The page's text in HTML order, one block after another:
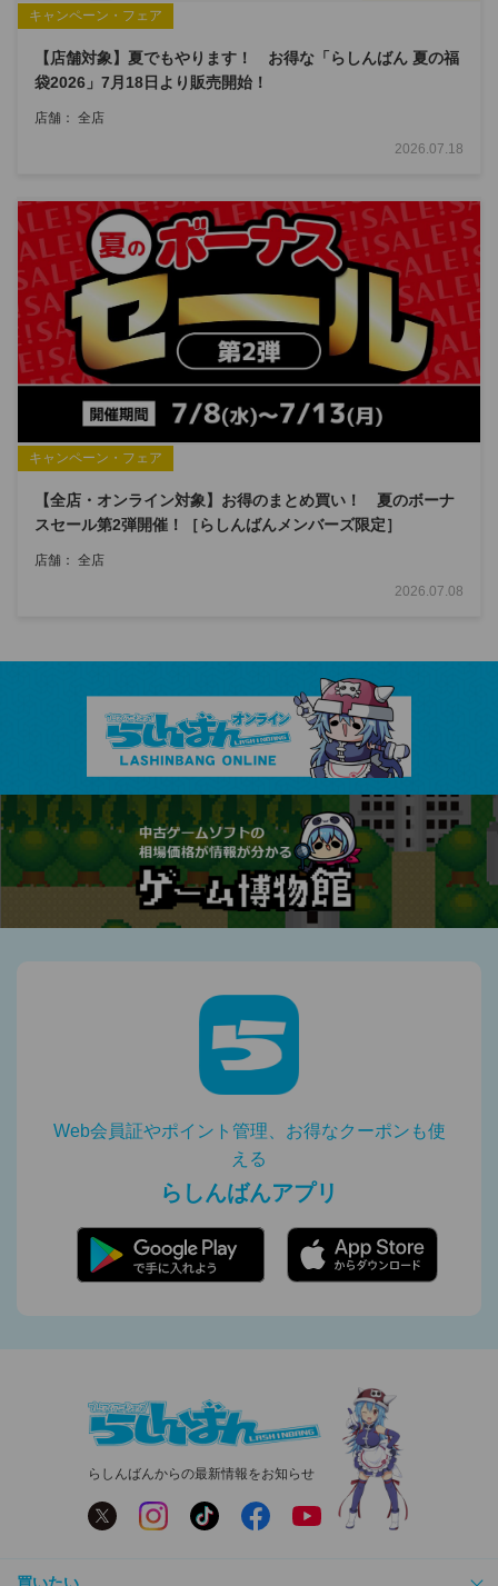
キャンペーン・フェア
【店舗対象】夏でもやります！ お得な「らしんばん 夏の福
袋2026」7月18日より販売開始！
店舗： 全店
2026.07.18
キャンペーン・フェア
【全店・オンライン対象】お得のまとめ買い！ 夏のボーナ
スセール第2弾開催！［らしんばんメンバーズ限定］
店舗： 全店
2026.07.08
Web会員証やポイント管理、お得なクーポンも使
える
らしんばんアプリ
らしんばんからの最新情報をお知らせ